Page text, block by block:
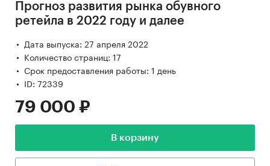
Прогноз развития рынка обувного
ретейла в 2022 году и далее
Дата выпуска: 27 апреля 2022
Количество страниц: 17
Срок предоставления работы: 1 день
ID: 72339
79 000 ₽
В корзину